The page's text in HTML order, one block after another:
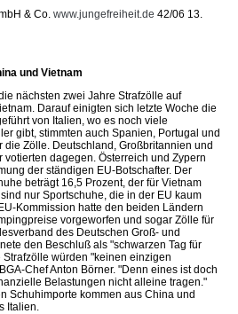
& Co. www.jungefreiheit.de 42/06 13.
und Vietnam
nächsten zwei Jahre Strafzölle auf
Darauf einigten sich letzte Woche die
von Italien, wo es noch viele
gibt, stimmten auch Spanien, Portugal und
die Zölle. Deutschland, Großbritannien und
dagegen. Österreich und Zypern
der ständigen EU-Botschafter. Der
beträgt 16,5 Prozent, der für Vietnam
nur Sportschuhe, die in der EU kaum
Kommission hatte den beiden Ländern
vorgeworfen und sogar Zölle für
des Deutschen Groß- und
den Beschluß als "schwarzen Tag für
würden "keinen einzigen
Chef Anton Börner. "Denn eines ist doch
Belastungen nicht alleine tragen."
Schuhimporte kommen aus China und
Italien.